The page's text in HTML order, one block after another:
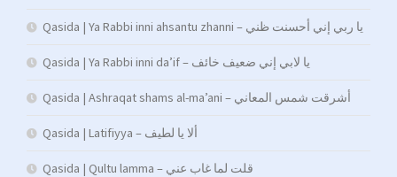
Qasida | Ya Rabbi inni ahsantu zhanni – يا ربي إني أحسنت ظني
Qasida | Ya Rabbi inni da’if – يا لابي إني ضعيف خائف
Qasida | Ashraqat shams al-ma’ani – أشرقت شمس المعاني
Qasida | Latifiyya – ألا يا لطيف
Qasida | Qultu lamma – قلت لما غاب عني